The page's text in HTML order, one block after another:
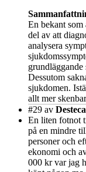
En bekant som
del av att
analysera
grundläggande
Dessutom
sjukdomen.
allt mer
#29 av
En liten fotnot
på en mindre
personer och
ekonomi och
000 kr var jag